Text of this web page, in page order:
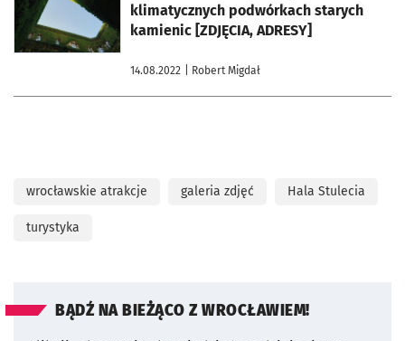
klimatycznych podwórkach starych
kamienic [ZDJĘCIA, ADRESY]
14.08.2022 | Robert Migdał
wrocławskie atrakcje galeria zdjęć Hala Stulecia
turystyka
BĄDŹ NA BIEŻĄCO Z WROCŁAWIEM!